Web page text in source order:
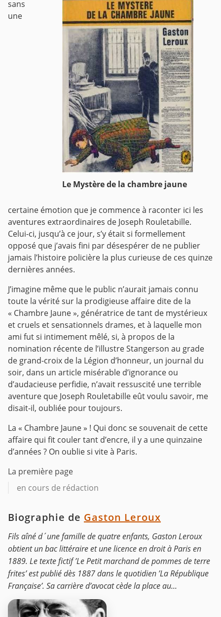
Le Mystère de la chambre jaune
sans
une
certaine émotion que je commence à raconter ici les
aventures extraordinaires de Joseph Rouletabille.
Celui-ci, jusqu’à ce jour, s’y était si formellement
opposé que j’avais fini par désespérer de ne publier
jamais l’histoire policière la plus curieuse de ces quinze
dernières années.
J’imagine même que le public n’aurait jamais connu
toute la vérité sur la prodigieuse affaire dite de la
« Chambre Jaune », génératrice de tant de mystérieux
et cruels et sensationnels drames, et à laquelle mon
ami fut si intimement mêlé, si, à propos de la
nomination récente de l’illustre Stangerson au grade
de grand-croix de la Légion d’honneur, un journal du
soir, dans un article misérable d’ignorance ou
d’audacieuse perfidie, n’avait ressuscité une terrible
aventure que Joseph Rouletabille eût voulu savoir, me
disait-il, oubliée pour toujours.
La « Chambre Jaune » ! Qui donc se souvenait de cette
affaire qui fit couler tant d’encre, il y a une quinzaine
d’années ? On oublie si vite à Paris.
La première page
en cours de rédaction
Biographie de Gaston Leroux
Fils aîné d´une famille de quatre enfants, Gaston Leroux
obtient un bac littéraire et une licence en droit à Paris en
1889. Le texte fictif ’Le Petit marchand de pommes de terre
frites’ est publié dès 1887 dans le quotidien ’La République
Française’. Sa carrière d’avocat cède la place au...